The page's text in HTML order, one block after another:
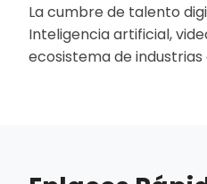
La cumbre de talento
Inteligencia artificial,
ecosistema de